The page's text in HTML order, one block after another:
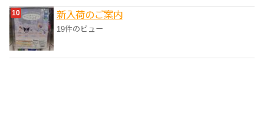
新入荷のご案内
19件のビュー